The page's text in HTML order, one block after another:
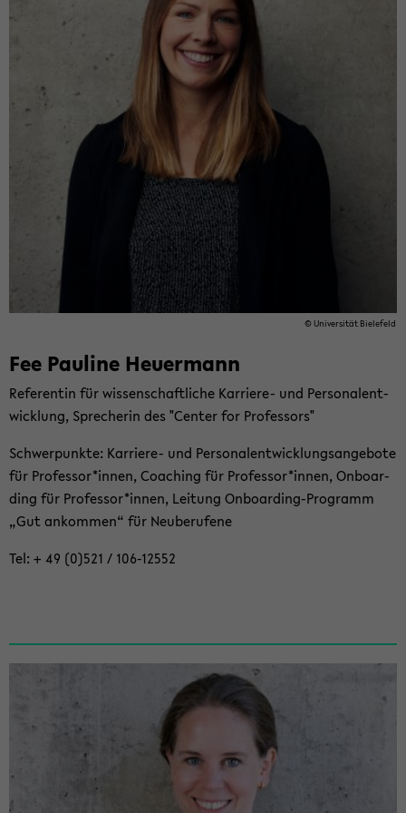
© Uni­ver­si­tät Bie­le­feld
Fee Pau­li­ne Heu­er­mann
Re­fe­ren­tin für wis­sen­schaft­li­che Karriere-​ und Per­so­nal­ent­
wick­lung, Spre­che­rin des "Cen­ter for Pro­fes­sors"
Schwer­punk­te: Karriere-​ und Per­so­nal­ent­wick­lungs­an­ge­bo­te
für Pro­fes­sor*innen, Coa­ching für Pro­fes­sor*innen, On­boar­
ding für Pro­fes­sor*innen, Lei­tung Onboarding-​Programm
„Gut an­kom­men“ für Neu­be­ru­fe­ne
Tel: + 49 (0)521 / 106-​12552